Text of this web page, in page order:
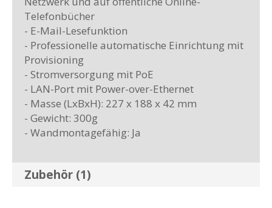
Telefonbücher
- E-Mail-Lesefunktion
- Professionelle automatische Einrichtung mit
Provisioning
- Stromversorgung mit PoE
- LAN-Port mit Power-over-Ethernet
- Masse (LxBxH): 227 x 188 x 42 mm
- Gewicht: 300g
- Wandmontagefähig: Ja
Zubehör (1)